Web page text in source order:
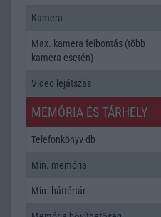
Kamera
Max. kamera felbontás (több
kamera esetén)
Video lejátszás
MEMÓRIA ÉS TÁRHELY
Telefonkönyv db
Min. memória
Min. háttértár